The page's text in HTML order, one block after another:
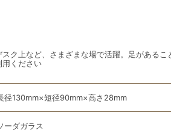
ク上など、さまざまな場で活躍。足があるこ
用ください
径130mm×短径90mm×高さ28mm
ーダガラス